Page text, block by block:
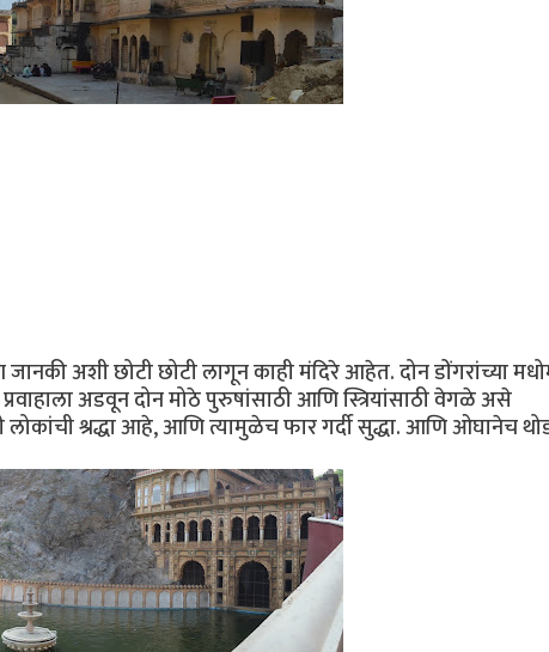
अशी छोटी छोटी लागून काही मंदिरे आहेत. दोन डोंगरांच्या
अडवून दोन मोठे पुरुषांसाठी आणि स्त्रियांसाठी वेगळे असे
श्रद्धा आहे, आणि त्यामुळेच फार गर्दी सुद्धा. आणि ओघानेच